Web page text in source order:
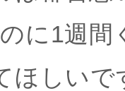
に1週
ほしいで